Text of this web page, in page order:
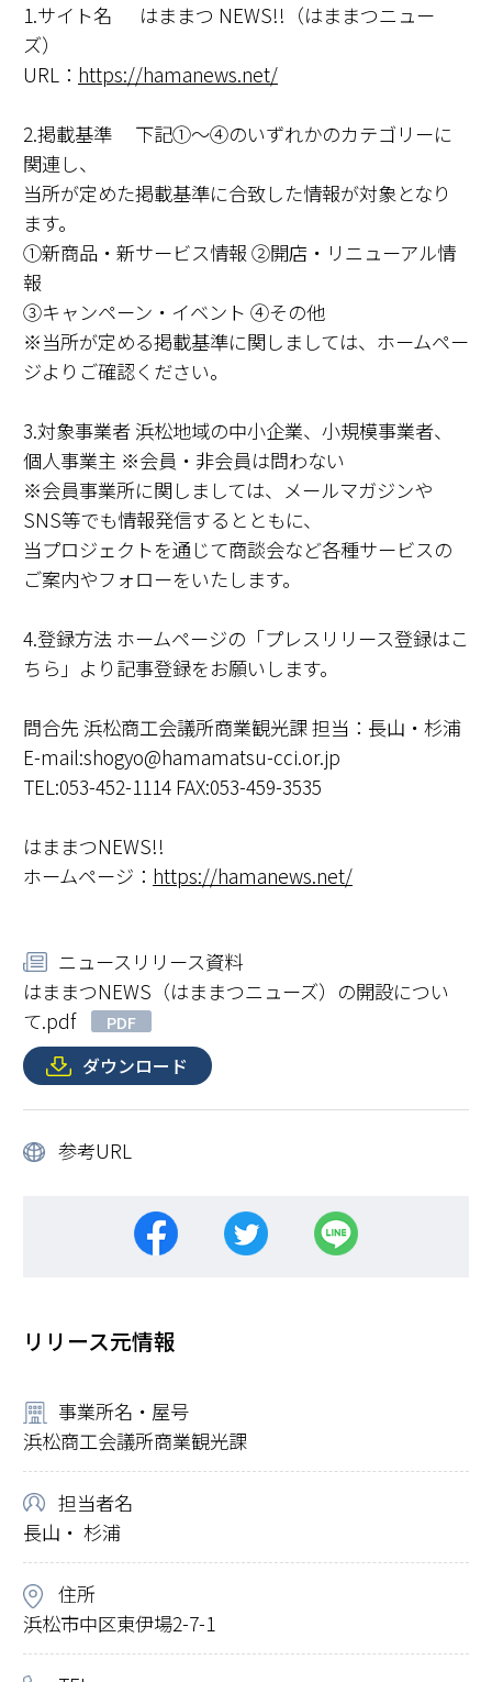
1.サイト名 はままつ NEWS!!（はままつニュー
ズ）
URL： https://hamanews.net/
2.掲載基準 下記①～④のいずれかのカテゴリーに
関連し、
当所が定めた掲載基準に合致した情報が対象となり
ます。
①新商品・新サービス情報 ②開店・リニューアル情
報
③キャンペーン・イベント ④その他
※当所が定める掲載基準に関しましては、ホームペー
ジよりご確認ください。
3.対象事業者 浜松地域の中小企業、小規模事業者、
個人事業主 ※会員・非会員は問わない
※会員事業所に関しましては、メールマガジンや
SNS等でも情報発信するとともに、
当プロジェクトを通じて商談会など各種サービスの
ご案内やフォローをいたします。
4.登録方法 ホームページの「プレスリリース登録はこ
ちら」より記事登録をお願いします。
問合先 浜松商工会議所商業観光課 担当：長山・杉浦
E-mail:shogyo@hamamatsu-cci.or.jp
TEL:053-452-1114 FAX:053-459-3535
はままつNEWS!!
ホームページ： https://hamanews.net/
ニュースリリース資料
はままつNEWS（はままつニューズ）の開設につい
て.pdf
PDF
ダウンロード
参考URL
リリース元情報
事業所名・屋号
浜松商工会議所商業観光課
担当者名
長山・ 杉浦
住所
浜松市中区東伊場2-7-1